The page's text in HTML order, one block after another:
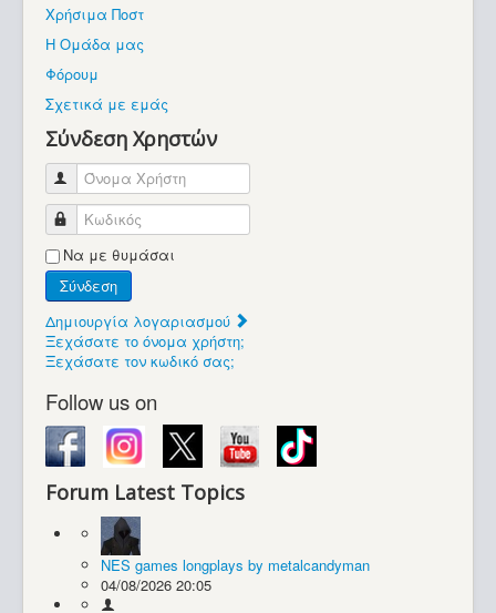
Βρίσκεστε εδώ:
Συλλογές / Projects
Χρήσιμα Ποστ
Η Ομάδα μας
Φόρουμ
Σχετικά με εμάς
Σύνδεση Χρηστών
Όνομα Χρήστη
Κωδικός
Να με θυμάσαι
Σύνδεση
Δημιουργία λογαριασμού
Ξεχάσατε το όνομα χρήστη;
Ξεχάσατε τον κωδικό σας;
Follow us on
Forum Latest Topics
NES games longplays by metalcandyman
04/08/2026 20:05